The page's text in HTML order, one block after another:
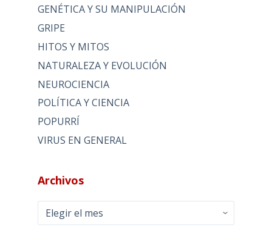
GENÉTICA Y SU MANIPULACIÓN
GRIPE
HITOS Y MITOS
NATURALEZA Y EVOLUCIÓN
NEUROCIENCIA
POLÍTICA Y CIENCIA
POPURRÍ
VIRUS EN GENERAL
Archivos
Archivos